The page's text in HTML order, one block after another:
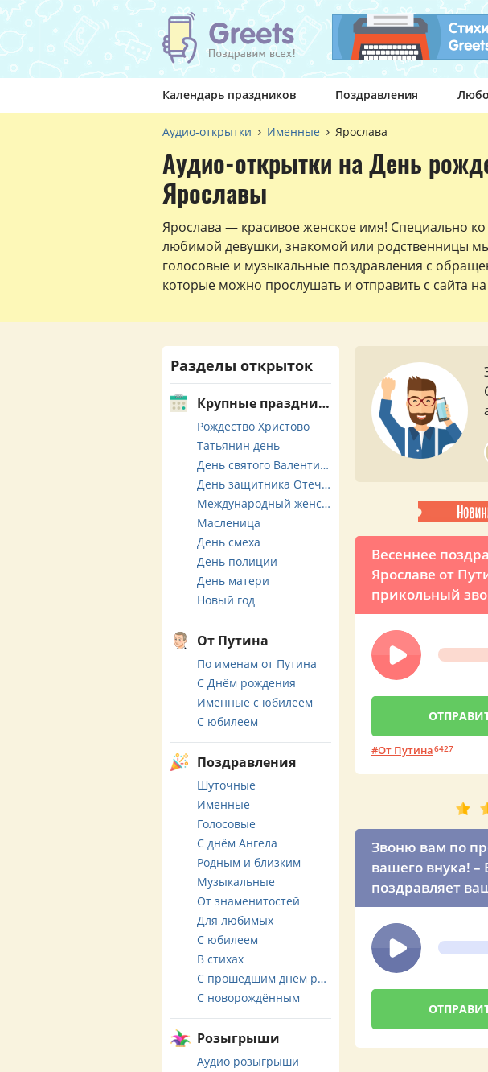
Календарь праздников Поздравления
Аудио-открытки Именные Ярослава
Аудио-открытки на День
Ярославы
Ярослава — красивое женское имя! Специально
любимой девушки, знакомой или родственницы
голосовые и музыкальные поздравления с
которые можно прослушать и отправить с сайта
Весеннее
Ярославе от
прикольный
рождения
От Путина6427
Звоню вам по
вашего внука! –
поздравляет
по имени с
из Кремля
Разделы открыток
Крупные праздники
Рождество Христово
Татьянин день
День святого Валентина
День защитника Отечества
Международный женский день
Масленица
День смеха
День полиции
День матери
Новый год
От Путина
По именам от Путина
С Днём рождения
Именные с юбилеем
С юбилеем
Поздравления
Шуточные
Именные
Голосовые
С днём Ангела
Родным и близким
Музыкальные
От знаменитостей
Для любимых
С юбилеем
В стихах
С прошедшим днем рождения
С новорождённым
Розыгрыши
Аудио розыгрыши